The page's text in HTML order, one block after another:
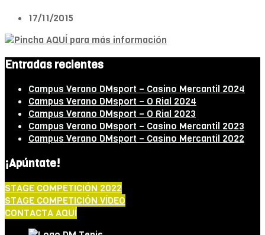
17/11/2015
Entradas recientes
Campus Verano DMsport – Casino Mercantil 2024
Campus Verano DMsport – O Rial 2024
Campus Verano DMsport – O Rial 2023
Campus Verano DMsport – Casino Mercantil 2023
Campus Verano DMsport – Casino Mercantil 2022
¡Apúntate!
STAGE COMPETICIÓN 2022
STAGE COMPETICIÓN VÍDEO
CONTACTA AQUÍ